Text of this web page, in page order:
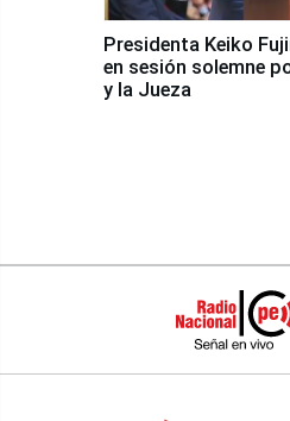
Presidenta Keiko
en sesión solemne
y la Jueza